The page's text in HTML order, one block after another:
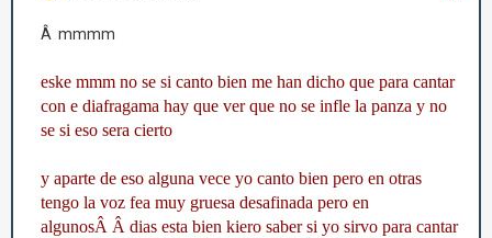
Â mmmm
eske mmm no se si canto bien me han dicho que para cantar
con e diafragama hay que ver que no se infle la panza y no
se si eso sera cierto
y aparte de eso alguna vece yo canto bien pero en otras
tengo la voz fea muy gruesa desafinada pero en
algunosÂ Â dias esta bien kiero saber si yo sirvo para cantar